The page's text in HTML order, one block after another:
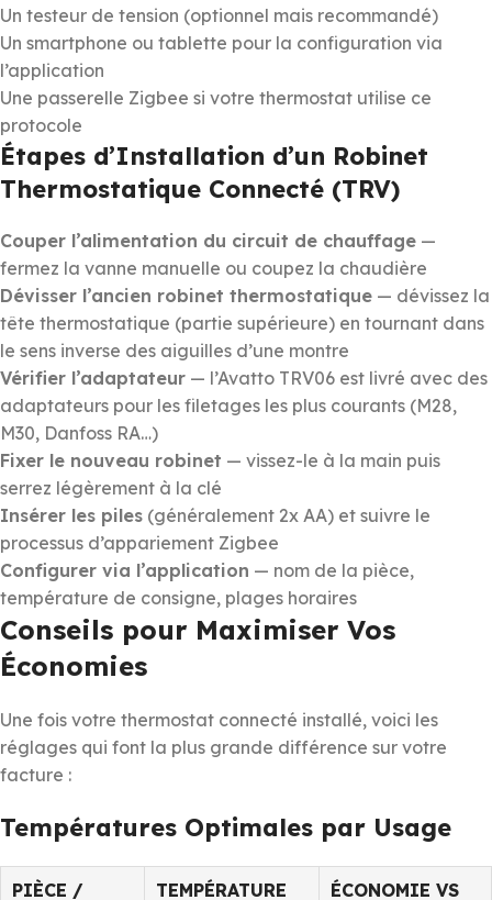
Un testeur de tension (optionnel mais recommandé)
Un smartphone ou tablette pour la configuration via
l’application
Une passerelle Zigbee si votre thermostat utilise ce
protocole
Étapes d’Installation d’un Robinet
Thermostatique Connecté (TRV)
Couper l’alimentation du circuit de chauffage —
fermez la vanne manuelle ou coupez la chaudière
Dévisser l’ancien robinet thermostatique — dévissez la
tête thermostatique (partie supérieure) en tournant dans
le sens inverse des aiguilles d’une montre
Vérifier l’adaptateur — l’Avatto TRV06 est livré avec des
adaptateurs pour les filetages les plus courants (M28,
M30, Danfoss RA…)
Fixer le nouveau robinet — vissez-le à la main puis
serrez légèrement à la clé
Insérer les piles (généralement 2x AA) et suivre le
processus d’appariement Zigbee
Configurer via l’application — nom de la pièce,
température de consigne, plages horaires
Conseils pour Maximiser Vos
Économies
Une fois votre thermostat connecté installé, voici les
réglages qui font la plus grande différence sur votre
facture :
Températures Optimales par Usage
PIÈCE / TEMPÉRATURE ÉCONOMIE VS